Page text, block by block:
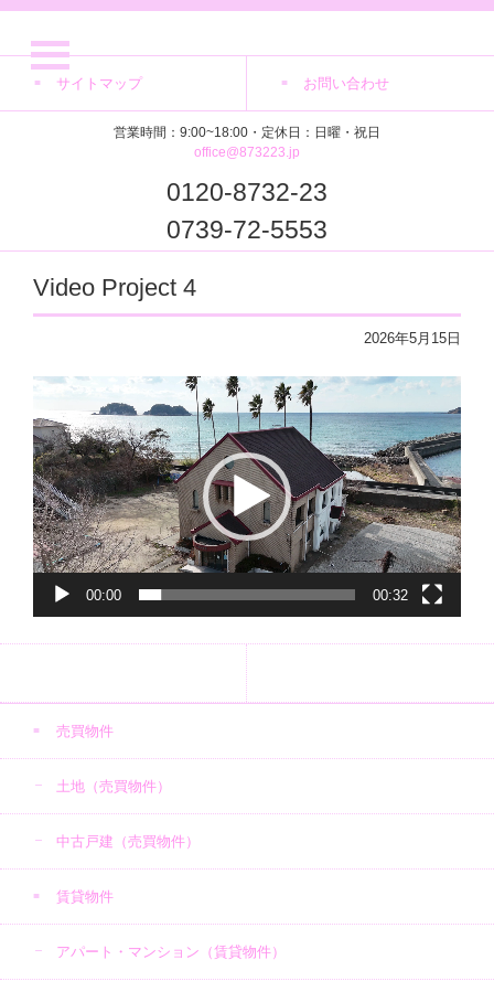
サイトマップ お問い合わせ
営業時間：9:00~18:00・定休日：日曜・祝日
office@873223.jp
0120-8732-23
0739-72-5553
Video Project 4
2026年5月15日
動
プ
レ
ー
ヤ
ー
00:00 00:32
売買物件
土地（売買物件）
中古戸建（売買物件）
賃貸物件
アパート・マンション（賃貸物件）